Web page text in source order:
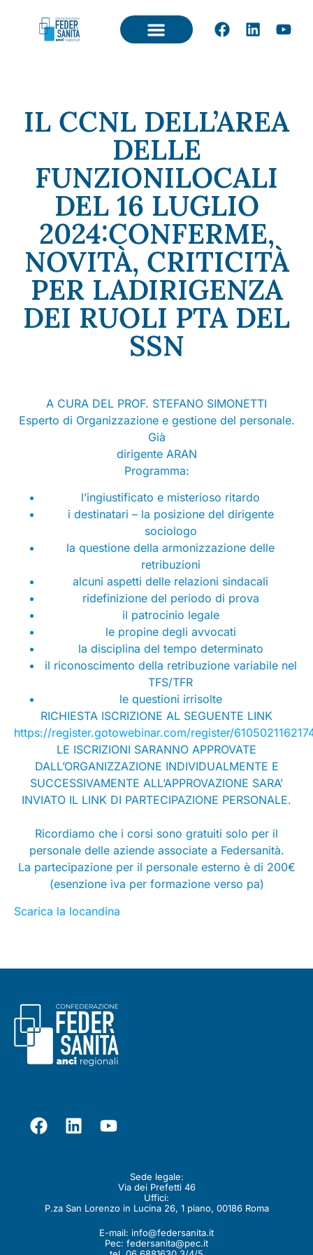
IL CCNL DELL’AREA
DELLE
FUNZIONILOCALI
DEL 16 LUGLIO
2024:CONFERME,
NOVITÀ, CRITICITÀ
PER LADIRIGENZA
DEI RUOLI PTA DEL
SSN
A CURA DEL PROF. STEFANO SIMONETTI
Esperto di Organizzazione e gestione del personale.
Già
dirigente ARAN
Programma:
l’ingiustificato e misterioso ritardo
i destinatari – la posizione del dirigente
sociologo
la questione della armonizzazione delle
retribuzioni
alcuni aspetti delle relazioni sindacali
ridefinizione del periodo di prova
il patrocinio legale
le propine degli avvocati
la disciplina del tempo determinato
il riconoscimento della retribuzione variabile nel
TFS/TFR
le questioni irrisolte
RICHIESTA ISCRIZIONE AL SEGUENTE LINK
https://register.gotowebinar.com/register/
LE ISCRIZIONI SARANNO APPROVATE
DALL’ORGANIZZAZIONE INDIVIDUALMENTE E
SUCCESSIVAMENTE ALL’APPROVAZIONE SARA’
INVIATO IL LINK DI PARTECIPAZIONE PERSONALE.
Ricordiamo che i corsi sono gratuiti solo per il
personale delle aziende associate a Federsanità.
La partecipazione per il personale esterno è di 200€
(esenzione iva per formazione verso pa)
Scarica la locandina
Sede legale:
Via dei Prefetti 46
Uffici:
P.za San Lorenzo in Lucina 26, 1 piano, 00186 Roma
E-mail: info@federsanita.it
Pec: federsanita@pec.it